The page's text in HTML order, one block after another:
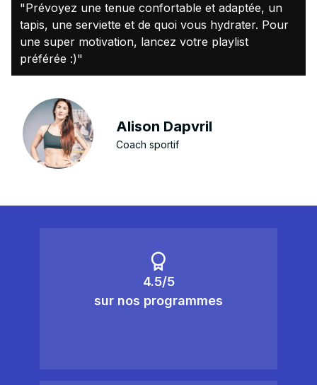
"Prévoyez une tenue confortable et adaptée, un
tapis, une serviette et de quoi vous hydrater. Pour
une super motivation, lancez votre playlist
préférée :)"
Alison Dapvril
Coach sportif
4.5/5
sur nos programmes